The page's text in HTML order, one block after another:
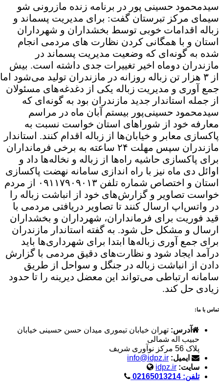
سیدمحمود حسینی پور در برنامه زنده مازرونی شو
سیمای مرکز تبرستان گفت: برای مدیریت پسماند و
زباله اقدامات خوبی توسط بخشداران و شهرداران
استان و با همگانی کردن نظارت های مردمی انجام
شده به گونه‌ای که وضعیت مدیریت پسماند در
مازندران دوماه اخیر تغییرات جدی داشته است. بیش
از ۳ هزار تن زباله روزانه در مازندران تولید می‌شود اما
جمع آوری و مدیریت زباله یکی از دغدغه‌های مسئولان
از جمله استاندار جدید مازندران بود به گونه‌ای که
سیدمحمود حسینی‌پور بیستم آبان ماه در مراسم
معارفه خود از شورا‌های استان خواست نسبت به
پاکسازی معابر و خیابان‌ها از زباله اقدام کنند. استاندار
مازندران سپس مهلت ۲۴ ساعته به برخی فرمانداران
برای پاکسازی حاشیه راه‌ها از زباله و نخاله‌ها داد و
اوائل دی ماه نیز با راه اندازی سامانه نهضت پاکسازی
استان و اختصاص شماره تلفن ۰۹۱۱۷۹۰۹۰۱۳ از مردم
خواست تصاویر و گزارش‌های خود از انباشت زباله را
در واتس‌اپ ارسال کنند تا تصاویر دریافتی مردمی با
قید فوریت برای فرمانداران، شهرداران و بخشداران
ارسال و مشکل حل شود. به گفته استاندار مازندران
برای جمع آوری زباله‌ها ابتدا برای شهرداری‌ها باید
درآمد ایجاد شود و نظارت‌های دقیق مردمی با گزارش
دادن از انباشت زباله در جنگل و سواحل از طریق
سامانه ارتباطی می‌تواند این معضل دیرینه را تا حدود
زیادی حل کند.
تماس با ما:
آدرس: تهران خیابان تیموری میدان حسن حسینی خیابان
حبیب اله شمالی
پلاک 56 مرکز نوآوری شریف
ایمیل: info@idpz.ir
سایت: idpz.ir
تلفن: 02165013214